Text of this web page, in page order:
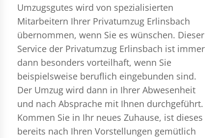
Umzugsgutes wird von spezialisierten
Mitarbeitern Ihrer Privatumzug Erlinsbach
übernommen, wenn Sie es wünschen. Dieser
Service der Privatumzug Erlinsbach ist immer
dann besonders vorteilhaft, wenn Sie
beispielsweise beruflich eingebunden sind.
Der Umzug wird dann in Ihrer Abwesenheit
und nach Absprache mit Ihnen durchgeführt.
Kommen Sie in Ihr neues Zuhause, ist dieses
bereits nach Ihren Vorstellungen gemütlich